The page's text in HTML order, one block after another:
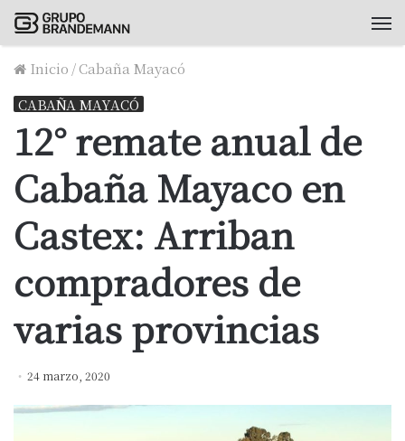
Inicio /Cabaña Mayacó
CABAÑA MAYACÓ
12° remate anual de
Cabaña Mayaco en
Castex: Arriban
compradores de
varias provincias
24 marzo, 2020